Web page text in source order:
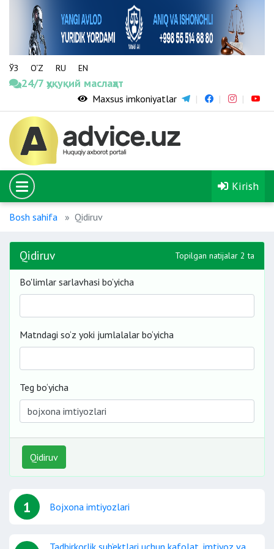
ЎЗ O‘Z RU EN
24/7 ҳуқуқий маслаҳат
Maxsus imkoniyatlar
Kirish
Bosh sahifa Qidiruv
Qidiruv Topilgan natijalar 2 ta
Bo'limlar sarlavhasi bo’yicha
Matndagi so‘z yoki jumlalalar bo‘yicha
Teg bo‘yicha
Qidiruv
1 Bojxona imtiyozlari
Tadbirkorlik sub’ektlari uchun kafolat, imtiyoz va